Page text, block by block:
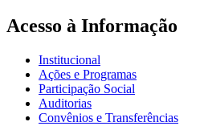
Acesso à Informação
Institucional
Ações e Programas
Participação Social
Auditorias
Convênios e Transferências